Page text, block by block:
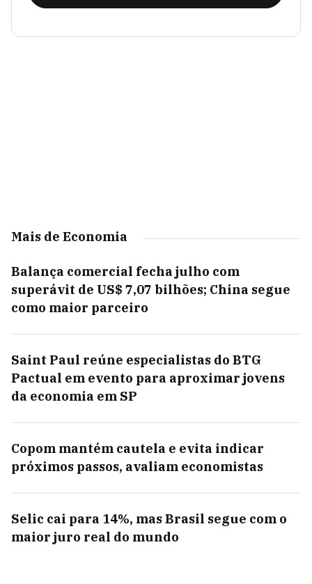
Mais de Economia
Balança comercial fecha julho com
superávit de US$ 7,07 bilhões; China segue
como maior parceiro
Saint Paul reúne especialistas do BTG
Pactual em evento para aproximar jovens
da economia em SP
Copom mantém cautela e evita indicar
próximos passos, avaliam economistas
Selic cai para 14%, mas Brasil segue com o
maior juro real do mundo